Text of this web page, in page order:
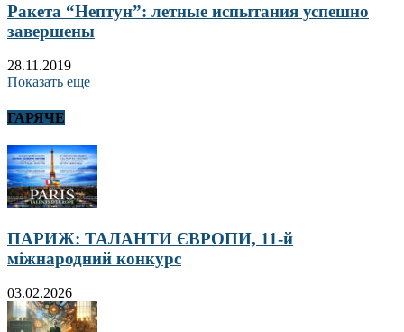
Ракета “Нептун”: летные испытания успешно
завершены
28.11.2019
Показать еще
ГАРЯЧЕ
ПАРИЖ: ТАЛАНТИ ЄВРОПИ, 11-й
міжнародний конкурс
03.02.2026